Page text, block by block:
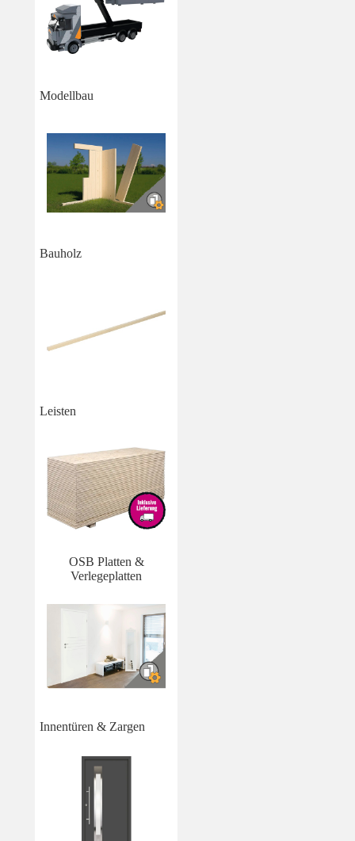
Modellbau
Bauholz
Leisten
OSB Platten &
Verlegeplatten
Innentüren & Zargen